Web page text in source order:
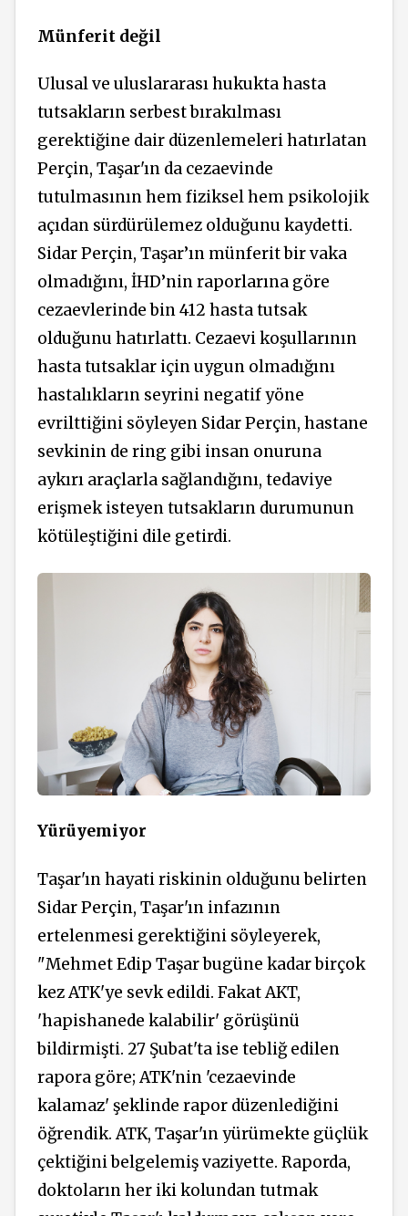
Münferit değil
Ulusal ve uluslararası hukukta hasta
tutsakların serbest bırakılması
gerektiğine dair düzenlemeleri hatırlatan
Perçin, Taşar'ın da cezaevinde
tutulmasının hem fiziksel hem psikolojik
açıdan sürdürülemez olduğunu kaydetti.
Sidar Perçin, Taşar’ın münferit bir vaka
olmadığını, İHD’nin raporlarına göre
cezaevlerinde bin 412 hasta tutsak
olduğunu hatırlattı. Cezaevi koşullarının
hasta tutsaklar için uygun olmadığını
hastalıkların seyrini negatif yöne
evrilttiğini söyleyen Sidar Perçin, hastane
sevkinin de ring gibi insan onuruna
aykırı araçlarla sağlandığını, tedaviye
erişmek isteyen tutsakların durumunun
kötüleştiğini dile getirdi.
Yürüyemiyor
Taşar'ın hayati riskinin olduğunu belirten
Sidar Perçin, Taşar'ın infazının
ertelenmesi gerektiğini söyleyerek,
"Mehmet Edip Taşar bugüne kadar birçok
kez ATK'ye sevk edildi. Fakat AKT,
'hapishanede kalabilir' görüşünü
bildirmişti. 27 Şubat'ta ise tebliğ edilen
rapora göre; ATK'nin 'cezaevinde
kalamaz' şeklinde rapor düzenlediğini
öğrendik. ATK, Taşar'ın yürümekte güçlük
çektiğini belgelemiş vaziyette. Raporda,
doktoların her iki kolundan tutmak